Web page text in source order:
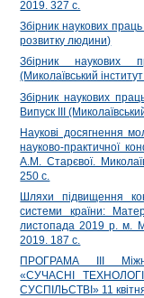
2019. 327 с.
Збірник наукових праць
розвитку людини)
Збірник наукових
(Миколаївський
Збірник наукових
Випуск ІІІ
Наукові досягнення
науково-практичної
А.М. Старєвої.
250 с.
Шляхи підвищення
системи країни:
листопада 2019 р. м.
2019. 187 c.
ПРОГРАМА ІІІ
«СУЧАСНІ
СУСПІЛЬСТВІ» 11